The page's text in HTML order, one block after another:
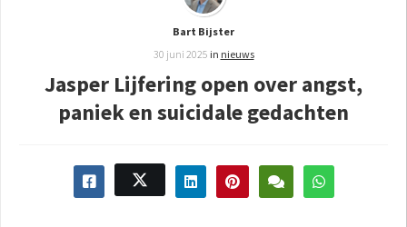
Bart Bijster
30 juni 2025 in nieuws
Jasper Lijfering open over angst,
paniek en suicidale gedachten